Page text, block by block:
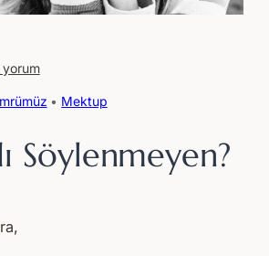
yorum
• Mektup
Söylenmeyen?